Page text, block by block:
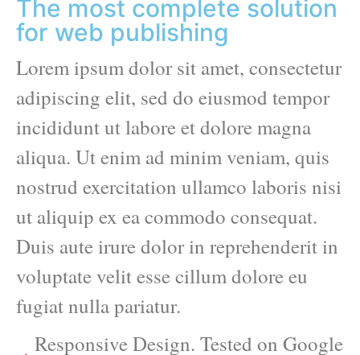
The most complete solution
for web publishing
Lorem ipsum dolor sit amet, consectetur
adipiscing elit, sed do eiusmod tempor
incididunt ut labore et dolore magna
aliqua. Ut enim ad minim veniam, quis
nostrud exercitation ullamco laboris nisi
ut aliquip ex ea commodo consequat.
Duis aute irure dolor in reprehenderit in
voluptate velit esse cillum dolore eu
fugiat nulla pariatur.
Responsive Design. Tested on Google